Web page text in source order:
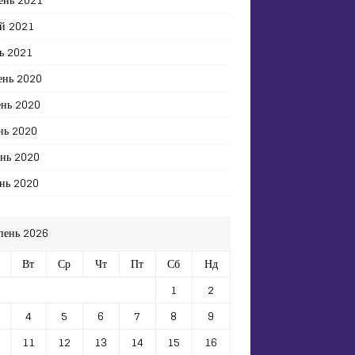
2021
2021
2020
2020
2020
2020
2020
2026
Вт
Ср Чт Пт Сб
Нд
1
2
4
5 6 7 8
9
11
12 13 14 15 16